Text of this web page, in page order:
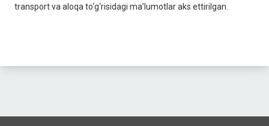
transport va aloqa to‘g‘risidagi ma’lumotlar aks ettirilgan.